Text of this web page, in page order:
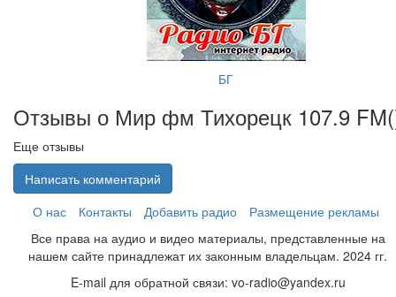
БГ
Отзывы о Мир фм Тихорецк 107.9 FM(
Еще отзывы
Написать комментарий
О нас
Контакты Добавить радио
Размещение рекламы
Все права на аудио и видео материалы, представленные на
нашем сайте принадлежат их законным владельцам. 2024 гг.
E-mail для обратной связи: vo-radio@yandex.ru